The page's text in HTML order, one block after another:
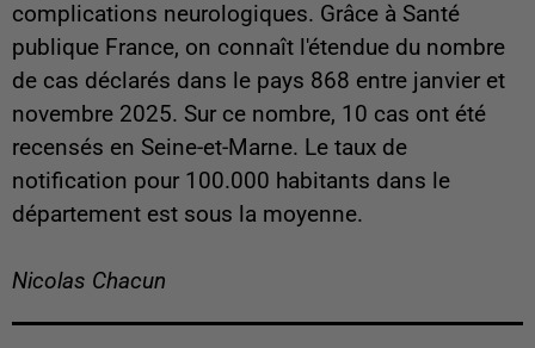
complications neurologiques. Grâce à Santé
publique France, on connaît l'étendue du nombre
de cas déclarés dans le pays 868 entre janvier et
novembre 2025. Sur ce nombre, 10 cas ont été
recensés en Seine-et-Marne. Le taux de
notification pour 100.000 habitants dans le
département est sous la moyenne.
Nicolas Chacun